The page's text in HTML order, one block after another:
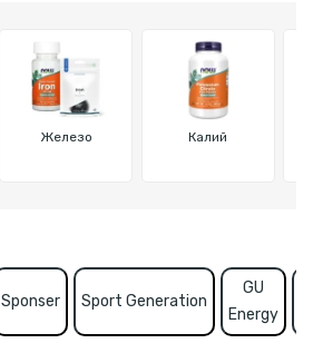
Железо Калий
Sponser Sport Generation
GU
Energy